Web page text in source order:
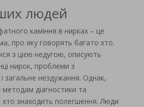
людей
каміння в нирках – це
про яку говорять багато хто.
з цією недугою, описують
нирок, проблеми з
загальне нездужання. Однак,
діагностики та
хто знаходить полегшення. Люди